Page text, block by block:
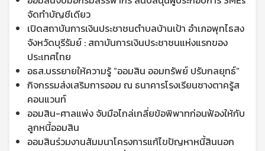
จัดทำบัญชีเดียว
เปิดสถาบันการเงินประชาชนตำบลบ้านเป้า อำเภอพุทไธสง
จังหวัดบุรีรัมย์ : สถาบันการเงินประชาชนแห่งแรกของ
ประเทศไทย
อธส.บรรยายให้ความรู้ “ออมสิน ออมทรัพย์ ปรับกลยุทธ์”
กิจกรรมส่งเสริมการออม ณ ธนาคารโรงเรียนซางตาครู้ส
คอนแวนท์
ออมสิน-ศาลแพ่ง จับมือไกล่เกลี่ยข้อพิพาทก่อนฟ้องให้กับ
ลูกหนี้ออมสิน
ออมสินร่วมงานสัมมนาโครงการแก้ไขปัญหาหนี้สินนอก